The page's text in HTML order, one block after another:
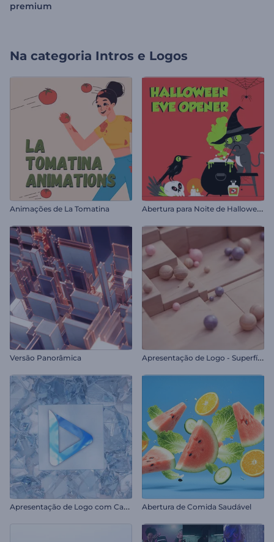
premium
Na categoria Intros e Logos
Animações de La Tomatina A
bertura para Noite de Halloween
Versão Panorâmica A
presentação de Logo - Superfície de Mosaico
A
presentação de Logo com Cacos de Vidro Abertura de Comida Saudável